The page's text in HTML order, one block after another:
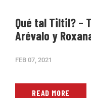
Qué tal Tiltil? –
Arévalo y
FEB 07, 2021
READ MORE